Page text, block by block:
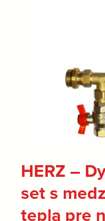
HERZ –
set s
tepla pre